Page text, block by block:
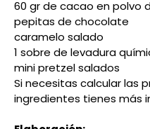
60 gr de cacao en polvo
pepitas de chocolate
caramelo salado
1 sobre de levadura
mini pretzel salados
Si necesitas calcular las
ingredientes tienes más